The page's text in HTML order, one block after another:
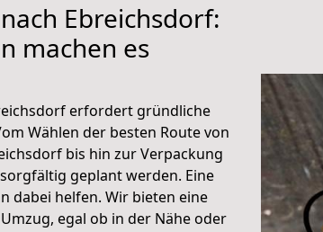
Ebreichsdorf:
machen es
erfordert gründliche
Wählen der besten Route von
bis hin zur Verpackung
geplant werden. Eine
dabei helfen. Wir bieten eine
egal ob in der Nähe oder